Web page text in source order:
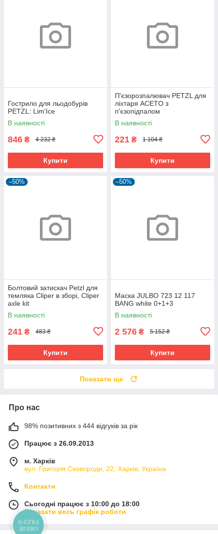
Гострило для льодобурів
PETZL: Lim'Ice
В наявності
846 ₴ 4 232 ₴
Купити
П'єзорозпалювач PETZL для
ліхтаря ACETO з
п'єзопідпалом
В наявності
221 ₴ 1 104 ₴
Купити
–50%
Болтовий затискач Petzl для
темляка Cliper в зборі, Cliper
axle kit
В наявності
241 ₴ 483 ₴
Купити
–50%
Маска JULBO 723 12 117
BANG white 0+1+3
В наявності
2 576 ₴ 5 152 ₴
Купити
Показати ще
Про нас
98% позитивних з 444 відгуків за рік
Працює з 26.09.2013
м. Харків
вул. Григорія Сковороди, 22, Харків, Україна
Контакти
Сьогодні працює з 10:00 до 18:00
Показати весь графік роботи
КНОПКА
ЗВ'ЯЗКУ